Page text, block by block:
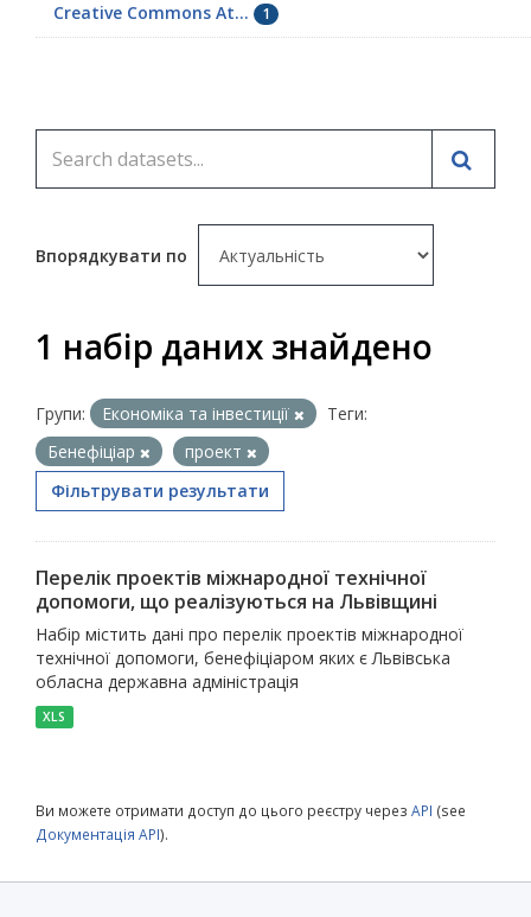
Creative Commons At... 1
Впорядкувати по
1 набір даних знайдено
Групи: Економіка та інвестиції
Теги:
Бенефіціар
проект
Фільтрувати результати
Перелік проектів міжнародної технічної
допомоги, що реалізуються на Львівщині
Набір містить дані про перелік проектів міжнародної
технічної допомоги, бенефіціаром яких є Львівська
обласна державна адміністрація
XLS
Ви можете отримати доступ до цього реєстру через API (see
Документація API).